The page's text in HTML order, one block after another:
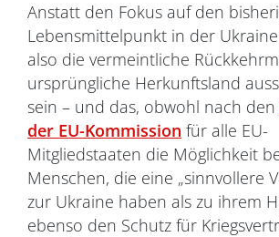
Anstatt den Fokus auf den
Lebensmittelpunkt in der
also die vermeintliche
ursprüngliche Herkunftsland
sein – und das, obwohl nach den
der EU-Kommission für alle EU-
Mitgliedstaaten die Möglichkeit
Menschen, die eine „sinnvollere
zur Ukraine haben als zu ihrem
ebenso den Schutz für